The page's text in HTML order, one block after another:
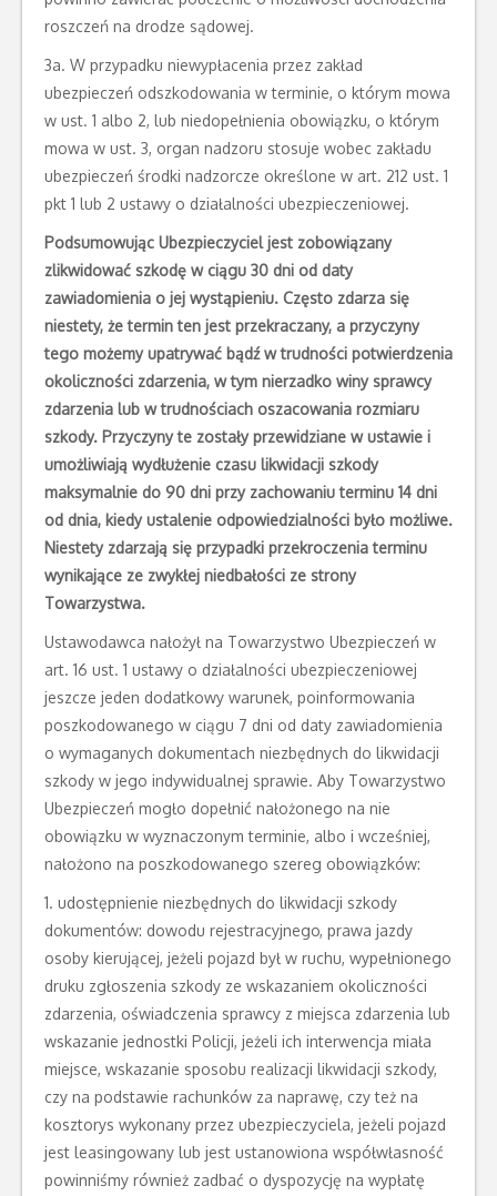
roszczeń na drodze sądowej.
3a. W przypadku niewypłacenia przez zakład
ubezpieczeń odszkodowania w terminie, o którym mowa
w ust. 1 albo 2, lub niedopełnienia obowiązku, o którym
mowa w ust. 3, organ nadzoru stosuje wobec zakładu
ubezpieczeń środki nadzorcze określone w art. 212 ust. 1
pkt 1 lub 2 ustawy o działalności ubezpieczeniowej.
Podsumowując Ubezpieczyciel jest zobowiązany
zlikwidować szkodę w ciągu 30 dni od daty
zawiadomienia o jej wystąpieniu. Często zdarza się
niestety, że termin ten jest przekraczany, a przyczyny
tego możemy upatrywać bądź w trudności potwierdzenia
okoliczności zdarzenia, w tym nierzadko winy sprawcy
zdarzenia lub w trudnościach oszacowania rozmiaru
szkody. Przyczyny te zostały przewidziane w ustawie i
umożliwiają wydłużenie czasu likwidacji szkody
maksymalnie do 90 dni przy zachowaniu terminu 14 dni
od dnia, kiedy ustalenie odpowiedzialności było możliwe.
Niestety zdarzają się przypadki przekroczenia terminu
wynikające ze zwykłej niedbałości ze strony
Towarzystwa.
Ustawodawca nałożył na Towarzystwo Ubezpieczeń w
art. 16 ust. 1 ustawy o działalności ubezpieczeniowej
jeszcze jeden dodatkowy warunek, poinformowania
poszkodowanego w ciągu 7 dni od daty zawiadomienia
o wymaganych dokumentach niezbędnych do likwidacji
szkody w jego indywidualnej sprawie. Aby Towarzystwo
Ubezpieczeń mogło dopełnić nałożonego na nie
obowiązku w wyznaczonym terminie, albo i wcześniej,
nałożono na poszkodowanego szereg obowiązków:
1. udostępnienie niezbędnych do likwidacji szkody
dokumentów: dowodu rejestracyjnego, prawa jazdy
osoby kierującej, jeżeli pojazd był w ruchu, wypełnionego
druku zgłoszenia szkody ze wskazaniem okoliczności
zdarzenia, oświadczenia sprawcy z miejsca zdarzenia lub
wskazanie jednostki Policji, jeżeli ich interwencja miała
miejsce, wskazanie sposobu realizacji likwidacji szkody,
czy na podstawie rachunków za naprawę, czy też na
kosztorys wykonany przez ubezpieczyciela, jeżeli pojazd
jest leasingowany lub jest ustanowiona współwłasność
powinniśmy również zadbać o dyspozycję na wypłatę